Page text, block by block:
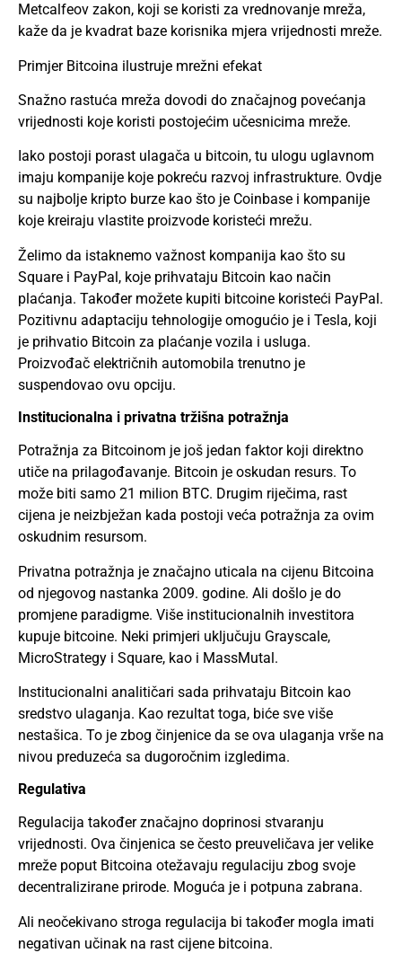
Metcalfeov zakon, koji se koristi za vrednovanje mreža,
kaže da je kvadrat baze korisnika mjera vrijednosti mreže.
Primjer Bitcoina ilustruje mrežni efekat
Snažno rastuća mreža dovodi do značajnog povećanja
vrijednosti koje koristi postojećim učesnicima mreže.
Iako postoji porast ulagača u bitcoin, tu ulogu uglavnom
imaju kompanije koje pokreću razvoj infrastrukture. Ovdje
su najbolje kripto burze kao što je Coinbase i kompanije
koje kreiraju vlastite proizvode koristeći mrežu.
Želimo da istaknemo važnost kompanija kao što su
Square i PayPal, koje prihvataju Bitcoin kao način
plaćanja. Također možete kupiti bitcoine koristeći PayPal.
Pozitivnu adaptaciju tehnologije omogućio je i Tesla, koji
je prihvatio Bitcoin za plaćanje vozila i usluga.
Proizvođač električnih automobila trenutno je
suspendovao ovu opciju.
Institucionalna i privatna tržišna potražnja
Potražnja za Bitcoinom je još jedan faktor koji direktno
utiče na prilagođavanje. Bitcoin je oskudan resurs. To
može biti samo 21 milion BTC. Drugim riječima, rast
cijena je neizbježan kada postoji veća potražnja za ovim
oskudnim resursom.
Privatna potražnja je značajno uticala na cijenu Bitcoina
od njegovog nastanka 2009. godine. Ali došlo je do
promjene paradigme. Više institucionalnih investitora
kupuje bitcoine. Neki primjeri uključuju Grayscale,
MicroStrategy i Square, kao i MassMutal.
Institucionalni analitičari sada prihvataju Bitcoin kao
sredstvo ulaganja. Kao rezultat toga, biće sve više
nestašica. To je zbog činjenice da se ova ulaganja vrše na
nivou preduzeća sa dugoročnim izgledima.
Regulativa
Regulacija također značajno doprinosi stvaranju
vrijednosti. Ova činjenica se često preuveličava jer velike
mreže poput Bitcoina otežavaju regulaciju zbog svoje
decentralizirane prirode. Moguća je i potpuna zabrana.
Ali neočekivano stroga regulacija bi također mogla imati
negativan učinak na rast cijene bitcoina.